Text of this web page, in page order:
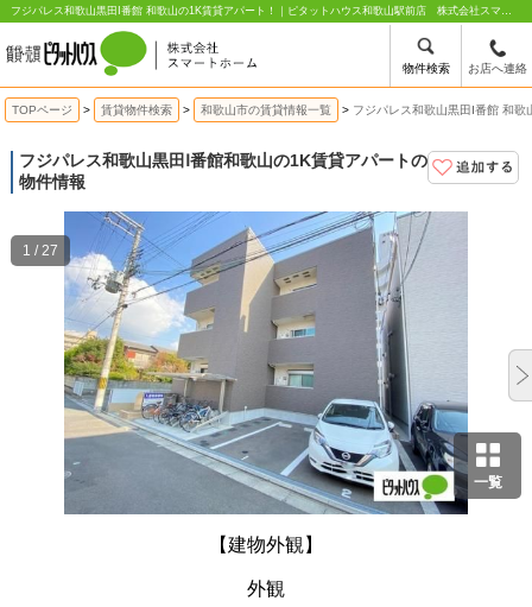
物件検索 お店へ連絡
フジパレス和歌山黒田Ⅰ番館 和歌山の1K賃貸アパート！｜ピタットハウス和歌山駅前店 株式会社スマートホーム
TOPページ 賃貸物件検索 和歌山市の賃貸情報一覧 フジパレス和歌山黒田Ⅰ番館 和
フジパレス和歌山黒田Ⅰ番館和歌山の1K賃貸アパートの
物件情報
一覧
【建物外観】
外観
1 / 27